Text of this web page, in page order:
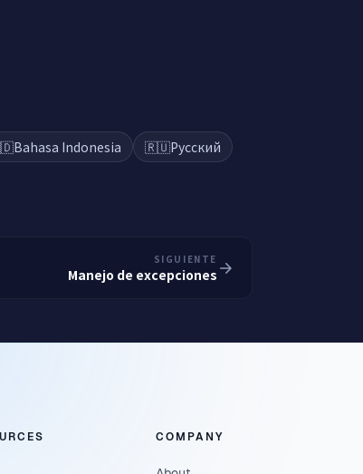
Bahasa Indonesia 🇷🇺Русский
SIGUIENTE
Manejo de excepciones
COMPANY